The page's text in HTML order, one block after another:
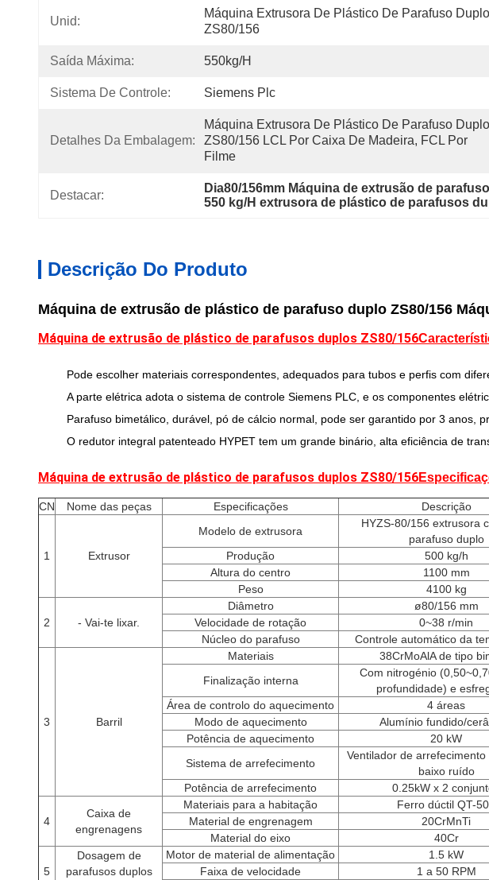
Unid:
Máquina Extrusora De Plástico De Parafuso Duplo
ZS80/156
Saída Máxima: 550kg/h
Sistema De Controle: Siemens Plc
Detalhes Da Embalagem:
Máquina Extrusora De Plástico De Parafuso Duplo
ZS80/156 LCL Por Caixa De Madeira, FCL Por
Filme
Destacar:
Dia80/156mm Máquina de extrusão de
550 kg/H extrusora de plástico de parafusos
Descrição Do Produto
Máquina de extrusão de plástico de parafuso duplo ZS80/156
Máquina de extrusão de plástico de parafusos duplos ZS80/156
Pode escolher materiais correspondentes, adequados para tubos e perfis com
A parte elétrica adota o sistema de controle Siemens PLC, e os componentes
Parafuso bimetálico, durável, pó de cálcio normal, pode ser garantido por 3 anos,
O redutor integral patenteado HYPET tem um grande binário, alta eficiência de
Máquina de extrusão de plástico de parafusos duplos ZS80/156
CN Nome das peças Especificações Descrição
1 Extrusor
Modelo de extrusora
HYZS-80/156 extrusora
parafuso duplo
Produção
500 kg/h
Altura do centro
1100 mm
Peso
4100 kg
2 - Vai-te lixar.
Diâmetro
ø80/156 mm
Velocidade de rotação
0~38 r/min
Núcleo do parafuso
Controle automático da
3 Barril
Materiais
38CrMoAlA de tipo
Finalização interna
Com nitrogénio
profundidade) e
Área de controlo do aquecimento
4 áreas
Modo de aquecimento
Alumínio fundido/
Potência de aquecimento
20 kW
Sistema de arrefecimento
Ventilador de
baixo ruído
Potência de arrefecimento
0.25kW x 2
4
Caixa de
engrenagens
Materiais para a habitação
Ferro dúctil QT-
Material de engrenagem
20CrMnTi
Material do eixo
40Cr
5
Dosagem de
parafusos duplos
Motor de material de alimentação
1.5 kW
Faixa de velocidade
1 a 50 RPM